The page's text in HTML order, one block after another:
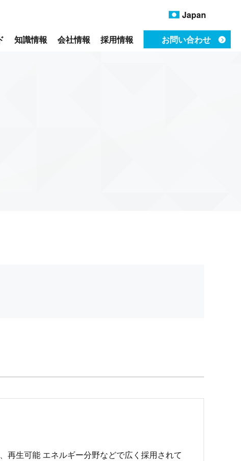
知識情報 会社情報 採用情報 お問い合わせ
Japan
再生可能 エネルギー分野などで広く採用されて